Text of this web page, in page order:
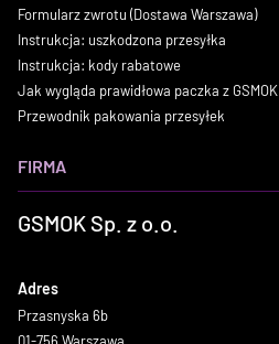
Formularz zwrotu (Dostawa Warszawa)
Instrukcja: uszkodzona przesyłka
Instrukcja: kody rabatowe
Jak wygląda prawidłowa paczka z GSMOK
Przewodnik pakowania przesyłek
FIRMA
GSMOK Sp. z o.o.
Adres
Przasnyska 6b